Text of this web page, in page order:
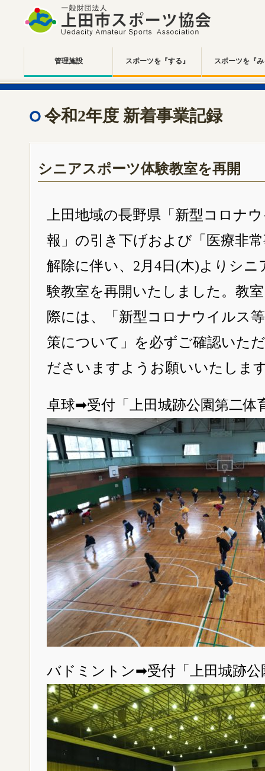
管理施設 スポーツを『する』 スポーツを『
令和2年度 新着事業記録
シニアスポーツ体験教室を再開
上田地域の長野県「新型コロナ
報」の引き下げおよび「医療非
解除に伴い、2月4日(木)よりシニ
験教室を再開いたしました。教
際には、「新型コロナウイルス
策について」を必ずご確認いた
ださいますようお願いいたしま
卓球➡受付「上田城跡公園第二体
バドミントン➡受付「上田城跡公